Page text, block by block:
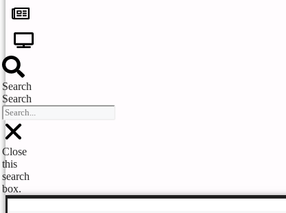
Search
Search
Close
this
search
box.